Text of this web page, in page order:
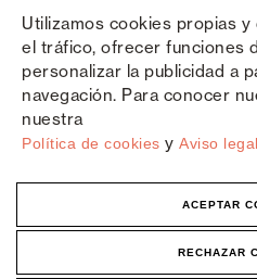
Utilizamos cookies propias
el tráfico, ofrecer funciones
personalizar la publicidad a
navegación. Para conocer
nuestra
Política de cookies y Aviso legal
ACEPTAR
RECHAZAR
Copyright © Saxun 2023 - 2026 politica